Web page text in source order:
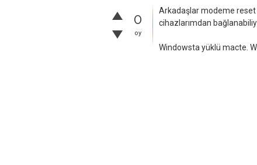
0
oy
Arkadaşlar modeme reset
cihazlarımdan
Windowsta yüklü macte.